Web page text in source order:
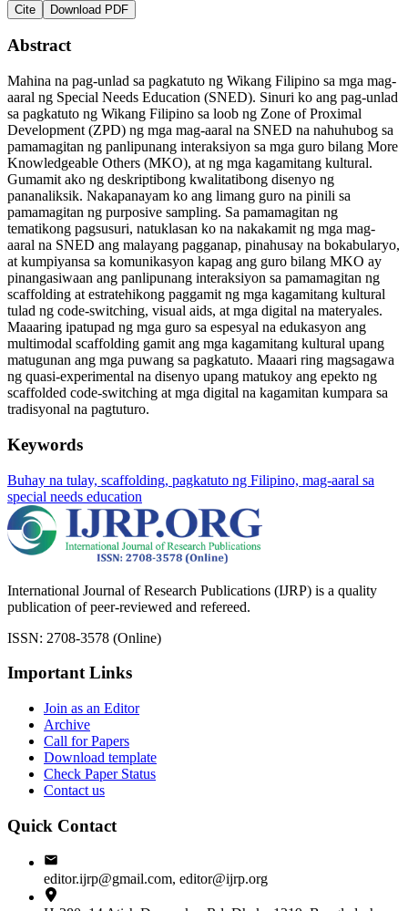
Cite Download PDF
Abstract
Mahina na pag-unlad sa pagkatuto ng Wikang Filipino sa mga mag-
aaral ng Special Needs Education (SNED). Sinuri ko ang pag-unlad
sa pagkatuto ng Wikang Filipino sa loob ng Zone of Proximal
Development (ZPD) ng mga mag-aaral na SNED na nahuhubog sa
pamamagitan ng panlipunang interaksiyon sa mga guro bilang More
Knowledgeable Others (MKO), at ng mga kagamitang kultural.
Gumamit ako ng deskriptibong kwalitatibong disenyo ng
pananaliksik. Nakapanayam ko ang limang guro na pinili sa
pamamagitan ng purposive sampling. Sa pamamagitan ng
tematikong pagsusuri, natuklasan ko na nakakamit ng mga mag-
aaral na SNED ang malayang pagganap, pinahusay na bokabularyo,
at kumpiyansa sa komunikasyon kapag ang guro bilang MKO ay
pinangasiwaan ang panlipunang interaksiyon sa pamamagitan ng
scaffolding at estratehikong paggamit ng mga kagamitang kultural
tulad ng code-switching, visual aids, at mga digital na materyales.
Maaaring ipatupad ng mga guro sa espesyal na edukasyon ang
multimodal scaffolding gamit ang mga kagamitang kultural upang
matugunan ang mga puwang sa pagkatuto. Maaari ring magsagawa
ng quasi-experimental na disenyo upang matukoy ang epekto ng
scaffolded code-switching at mga digital na kagamitan kumpara sa
tradisyonal na pagtuturo.
Keywords
Buhay na tulay, scaffolding, pagkatuto ng Filipino, mag-aaral sa
special needs education
International Journal of Research Publications (IJRP) is a quality
publication of peer-reviewed and refereed.
ISSN: 2708-3578 (Online)
Important Links
Join as an Editor
Archive
Call for Papers
Download template
Check Paper Status
Contact us
Quick Contact
editor.ijrp@gmail.com, editor@ijrp.org